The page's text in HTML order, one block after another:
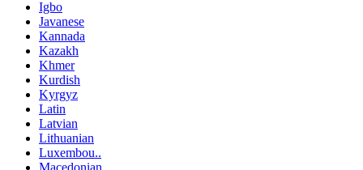
Igbo
Javanese
Kannada
Kazakh
Khmer
Kurdish
Kyrgyz
Latin
Latvian
Lithuanian
Luxembou..